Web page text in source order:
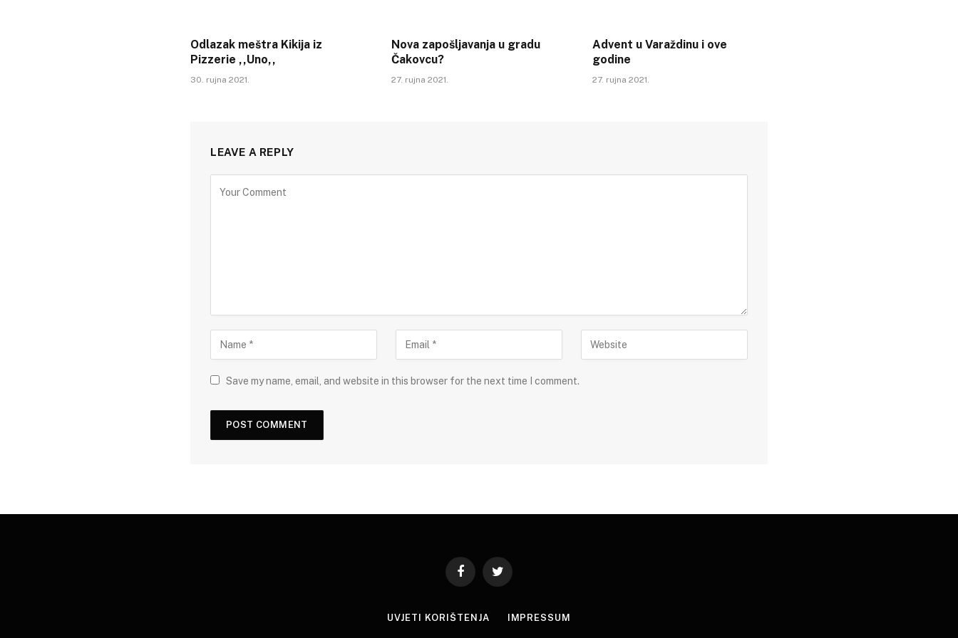
Odlazak meštra Kikija iz
Pizzerie ,,Uno,,
30. rujna 2021.
Nova zapošljavanja u gradu
Čakovcu?
27. rujna 2021.
Advent u Varaždinu i ove
godine
27. rujna 2021.
LEAVE A REPLY
Save my name, email, and website in this browser for the next time I comment.
FacebookTwitter
UVJETI KORIŠTENJA IMPRESSUM